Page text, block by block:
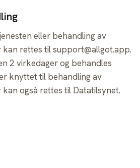
eller behandling av
rettes til support@allgot.app.
2 virkedager og behandles
knyttet til behandling av
også rettes til Datatilsynet.